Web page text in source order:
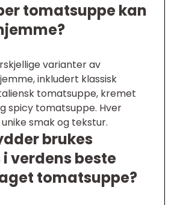
tomatsuppe kan
varianter av
inkludert klassisk
tomatsuppe, kremet
spicy tomatsuppe. Hver
smak og tekstur.
brukes
verdens beste
tomatsuppe?